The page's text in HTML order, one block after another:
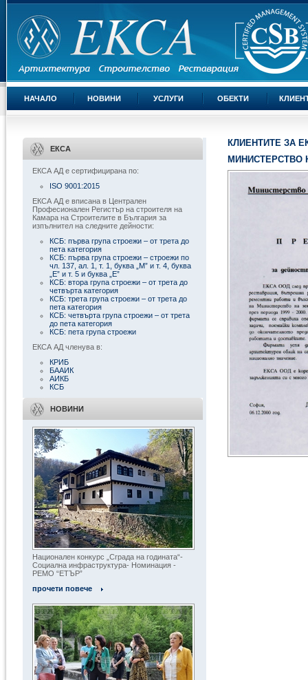
НАЧАЛО НОВИНИ УСЛУГИ ОБЕКТИ
ЕКСА
ЕКСА АД е сертифицирана по:
ISO 9001:2015
ЕКСА АД е вписана в Централен
Професионален Регистър на строителя на
Камара на Строителите в България за
изпълнител на следните дейности:
КСБ: първа група строежи – от трета до
пета категория
КСБ: първа група строежи – строежи по
чл. 137, ал. 1, т. 1, буква „М” и т. 4, буква
„Е” и т. 5 и буква „Е”
КСБ: втора група строежи – от трета до
четвърта категория
КСБ: трета група строежи – от трета до
пета категория
КСБ: четвърта група строежи – от трета
до пета категория
КСБ: пета група строежи
ЕКСА АД членува в:
КРИБ
БААИК
АИКБ
КСБ
НОВИНИ
Национален конкурс „Сграда на годината“-
Социална инфраструктура- Номинация -
РЕМО “ЕТЪР”
прочети повече
КЛИЕНТИТЕ ЗА
МИНИСТЕРСТВО